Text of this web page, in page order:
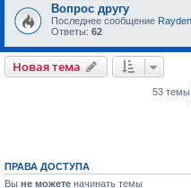
Вопрос другу
Последнее сообщение Rayden
Ответы: 62
Новая тема
53 темы
ПРАВА ДОСТУПА
Вы не можете начинать темы